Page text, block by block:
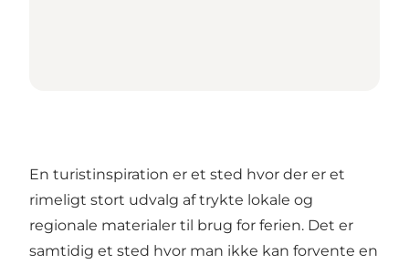
En turistinspiration er et sted hvor der er et
rimeligt stort udvalg af trykte lokale og
regionale materialer til brug for ferien. Det er
samtidig et sted hvor man ikke kan forvente en